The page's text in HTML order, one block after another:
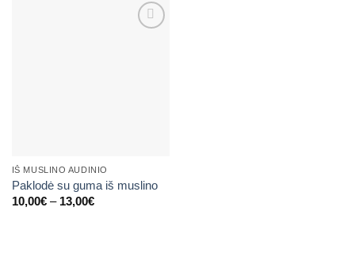
IŠ MUSLINO AUDINIO
Paklodė su guma iš muslino
10,00€ – 13,00€Price